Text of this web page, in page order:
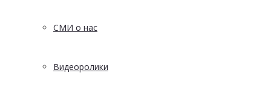
СМИ о нас
Видеоролики